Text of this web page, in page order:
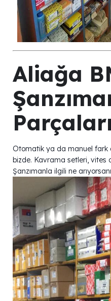
Aliağa
Parçaları
Otomatik ya da manuel fark
bizde. Kavrama setleri, vites
Şanzımanla ilgili ne